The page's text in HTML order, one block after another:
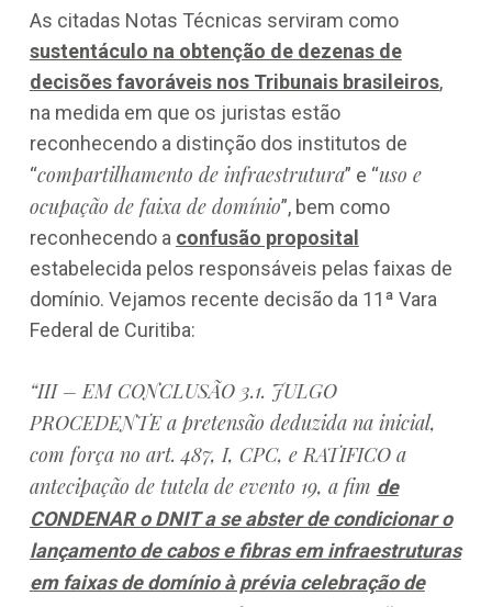
As citadas Notas Técnicas serviram como
sustentáculo na obtenção de dezenas de
decisões favoráveis nos Tribunais brasileiros,
na medida em que os juristas estão
reconhecendo a distinção dos institutos de
“compartilhamento de infraestrutura” e “uso e
ocupação de faixa de domínio”, bem como
reconhecendo a confusão proposital
estabelecida pelos responsáveis pelas faixas de
domínio. Vejamos recente decisão da 11ª Vara
Federal de Curitiba:
“III – EM CONCLUSÃO 3.1. JULGO
PROCEDENTE a pretensão deduzida na inicial,
com força no art. 487, I, CPC, e RATIFICO a
antecipação de tutela de evento 19, a fim de
CONDENAR o DNIT a se abster de condicionar o
lançamento de cabos e fibras em infraestruturas
em faixas de domínio à prévia celebração de